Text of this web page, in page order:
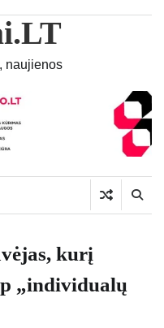
naujienos
kurį
„individualų